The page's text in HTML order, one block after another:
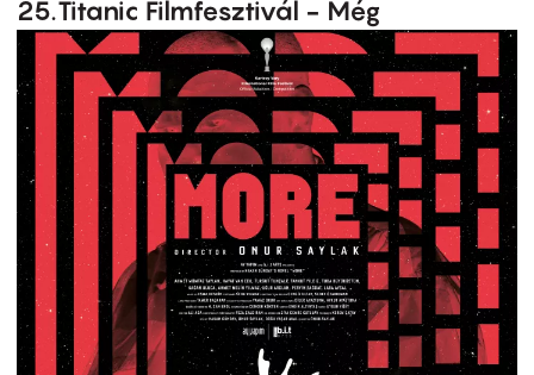
25.Titanic Filmfesztivál - Még